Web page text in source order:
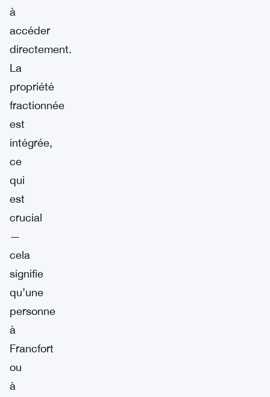
à
accéder
directement.
La
propriété
fractionnée
est
intégrée,
ce
qui
est
crucial
—
cela
signifie
qu’une
personne
à
Francfort
ou
à